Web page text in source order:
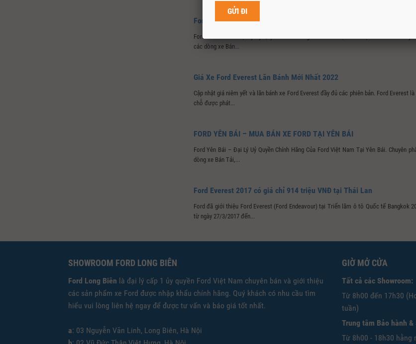
Ford Thái Bình – Đại Lý Chính Hãng Mua Bán Xe Ford Tại Thái Bình
Ford Thái Bình – Đại Lý Uỷ Quyền Chính Hãng Của Ford Việt Nam Tại Thái Bình. Chuyên
các dòng xe Bán...
Giá Xe Ford Everest Lăn Bánh Mới Nhất 2022
Cập nhật giá niêm yết và lăn bánh xe Ford Everest đầy đủ các phiên bản. Ford Everest là
chỗ được phát...
FORD YÊN BÁI – MUA BÁN XE FORD TẠI YÊN BÁI
Ford Yên Bái – Đại Lý Uỷ Quyền Chính Hãng Của Ford Việt Nam Tại Yên Bái. Chuyên
dòng xe Bán Tải,...
Ford Everest 2017 có giá chỉ 914 triệu VNĐ tại Thái Lan
Ford đã giới thiệu Ford Everest (Ford Endeavour) tại Triển lãm ô tô Quốc tế Bangkok
từ ngày 27/3/2017 đến...
SHOWROOM FORD LONG BIÊN
Ford Long Biên là đại lý cấp 1 ủy quyền Ford Việt Nam chuyên bán và giới thiệu
các sản phẩm xe Ford được nhập khẩu chính hãng. Quý khách có nhu cầu tìm
hiểu vui lòng liên hệ ngay để được tư vấn và báo giá tốt nhất.
a: 03 Nguyễn Văn Linh, Long Biên, Hà Nội
GIỜ MỞ CỬA
Tất cả các Showroom:
Từ 8h00 đến 17h30
tuần)
Trung tâm Bảo hành
Từ 8h00 - 18h30 hằng